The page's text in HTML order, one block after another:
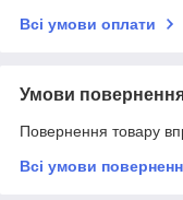
Всі умови оплати
Умови
Повернення товару
Всі умови